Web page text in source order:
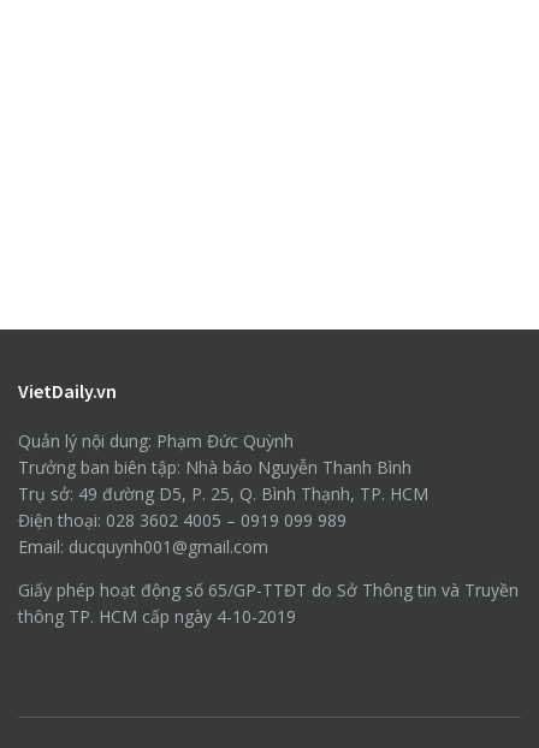
VietDaily.vn
Quản lý nội dung: Phạm Đức Quỳnh
Trưởng ban biên tập: Nhà báo Nguyễn Thanh Bình
Trụ sở: 49 đường D5, P. 25, Q. Bình Thạnh, TP. HCM
Điện thoại: 028 3602 4005 – 0919 099 989
Email: ducquynh001@gmail.com
Giấy phép hoạt động số 65/GP-TTĐT do Sở Thông tin và Truyền
thông TP. HCM cấp ngày 4-10-2019